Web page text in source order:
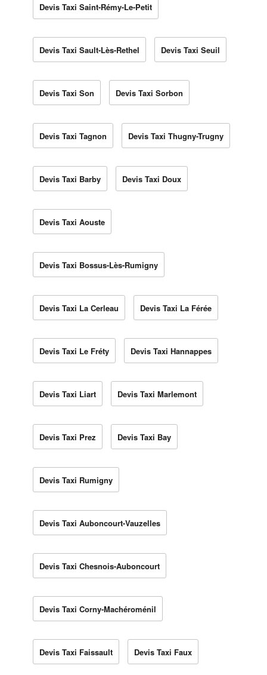
Devis Taxi Saint-Rémy-Le-Petit
Devis Taxi Sault-Lès-Rethel Devis Taxi Seuil
Devis Taxi Son Devis Taxi Sorbon
Devis Taxi Tagnon Devis Taxi Thugny-Trugny
Devis Taxi Barby Devis Taxi Doux
Devis Taxi Aouste
Devis Taxi Bossus-Lès-Rumigny
Devis Taxi La Cerleau Devis Taxi La Férée
Devis Taxi Le Fréty Devis Taxi Hannappes
Devis Taxi Liart Devis Taxi Marlemont
Devis Taxi Prez Devis Taxi Bay
Devis Taxi Rumigny
Devis Taxi Auboncourt-Vauzelles
Devis Taxi Chesnois-Auboncourt
Devis Taxi Corny-Machéroménil
Devis Taxi Faissault Devis Taxi Faux